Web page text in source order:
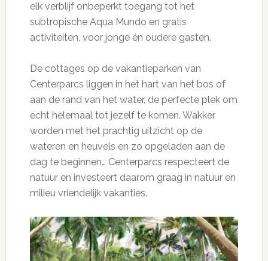
elk verblijf onbeperkt toegang tot het
subtropische Aqua Mundo en gratis
activiteiten, voor jonge én oudere gasten.
De cottages op de vakantieparken van
Centerparcs liggen in het hart van het bos of
aan de rand van het water, de perfecte plek om
echt helemaal tot jezelf te komen. Wakker
worden met het prachtig uitzicht op de
wateren en heuvels en zo opgeladen aan de
dag te beginnen… Centerparcs respecteert de
natuur en investeert daarom graag in natuur en
milieu vriendelijk vakanties.